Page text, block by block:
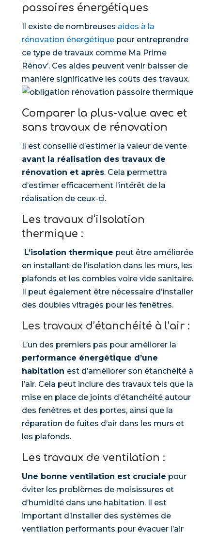
passoires énergétiques
Il existe de nombreuses aides à la
rénovation énergétiquepour entreprendre
ce type de travaux comme Ma Prime
Rénov’. Ces aides peuvent venir baisser de
manière significative les coûts des travaux.
Comparer la plus-value avec et
sans travaux de rénovation
Il est conseillé d’estimer la valeur de vente
avant la réalisation des travaux de
rénovation et après. Cela permettra
d’estimer efficacement l’intérêt de la
réalisation de ceux-ci.
Les travaux d‘iIsolation
thermique :
L’isolation thermique peut être améliorée
en installant de l’isolation dans les murs, les
plafonds et les combles voire vide sanitaire.
Il peut également être nécessaire d’installer
des doubles vitrages pour les fenêtres.
Les travaux d’étanchéité à l’air :
L’un des premiers pas pour améliorer la
performance énergétique d’une
habitation est d’améliorer son étanchéité à
l’air. Cela peut inclure des travaux tels que la
mise en place de joints d’étanchéité autour
des fenêtres et des portes, ainsi que la
réparation de fuites d’air dans les murs et
les plafonds.
Les travaux de ventilation :
Une bonne ventilation est cruciale pour
éviter les problèmes de moisissures et
d’humidité dans une habitation. Il est
important d’installer des systèmes de
ventilation performants pour évacuer l’air